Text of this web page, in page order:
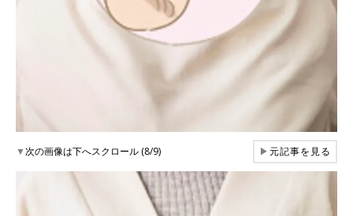
▼次の画像は下へスクロール (8/9) ▶元記事を見る